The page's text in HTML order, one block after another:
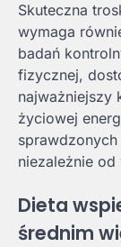
Skuteczna
wymaga
badań
fizycznej,
najważniejszy
życiowej
sprawdzonych
niezależnie od
Dieta
średnim